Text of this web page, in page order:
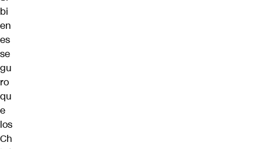
bi
en
es
se
gu
ro
qu
e
los
Ch